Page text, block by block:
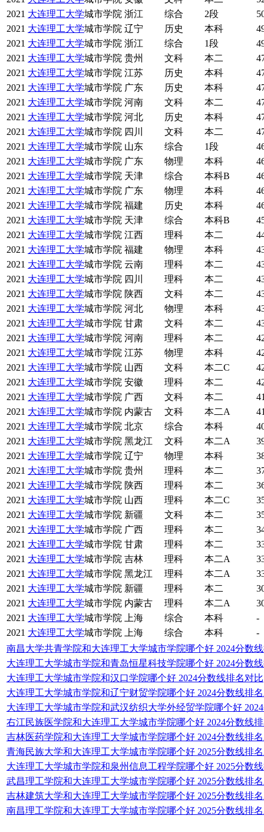
2021 大连理工大学城市学院 浙江 综合 2段
2021 大连理工大学城市学院 辽宁 历史 本科
2021 大连理工大学城市学院 浙江 综合 1段
2021 大连理工大学城市学院 贵州 文科 本二
2021 大连理工大学城市学院 江苏 历史 本科
2021 大连理工大学城市学院 广东 历史 本科
2021 大连理工大学城市学院 河南 文科 本二
2021 大连理工大学城市学院 河北 历史 本科
2021 大连理工大学城市学院 四川 文科 本二
2021 大连理工大学城市学院 山东 综合 1段
2021 大连理工大学城市学院 广东 物理 本科
2021 大连理工大学城市学院 天津 综合 本科B
2021 大连理工大学城市学院 广东 物理 本科
2021 大连理工大学城市学院 福建 历史 本科
2021 大连理工大学城市学院 天津 综合 本科B
2021 大连理工大学城市学院 江西 理科 本二
2021 大连理工大学城市学院 福建 物理 本科
2021 大连理工大学城市学院 云南 理科 本二
2021 大连理工大学城市学院 四川 理科 本二
2021 大连理工大学城市学院 陕西 文科 本二
2021 大连理工大学城市学院 河北 物理 本科
2021 大连理工大学城市学院 甘肃 文科 本二
2021 大连理工大学城市学院 河南 理科 本二
2021 大连理工大学城市学院 江苏 物理 本科
2021 大连理工大学城市学院 山西 文科 本二C
2021 大连理工大学城市学院 安徽 理科 本二
2021 大连理工大学城市学院 广西 文科 本二
2021 大连理工大学城市学院 内蒙古 文科 本二A
2021 大连理工大学城市学院 北京 综合 本科
2021 大连理工大学城市学院 黑龙江 文科 本二A
2021 大连理工大学城市学院 辽宁 物理 本科
2021 大连理工大学城市学院 贵州 理科 本二
2021 大连理工大学城市学院 陕西 理科 本二
2021 大连理工大学城市学院 山西 理科 本二C
2021 大连理工大学城市学院 新疆 文科 本二
2021 大连理工大学城市学院 广西 理科 本二
2021 大连理工大学城市学院 甘肃 理科 本二
2021 大连理工大学城市学院 吉林 理科 本二A
2021 大连理工大学城市学院 黑龙江 理科 本二A
2021 大连理工大学城市学院 新疆 理科 本二
2021 大连理工大学城市学院 内蒙古 理科 本二A
2021 大连理工大学城市学院 上海 综合 本科
-
2021 大连理工大学城市学院 上海 综合 本科
-
南昌大学共青学院和大连理工大学城市学院哪个好 2024分数
大连理工大学城市学院和青岛恒星科技学院哪个好 2024分数
大连理工大学城市学院和汉口学院哪个好 2024分数线排名对比
大连理工大学城市学院和辽宁财贸学院哪个好 2024分数线排
大连理工大学城市学院和武汉纺织大学外经贸学院哪个好
右江民族医学院和大连理工大学城市学院哪个好 2024分数线
吉林医药学院和大连理工大学城市学院哪个好 2024分数线排
青海民族大学和大连理工大学城市学院哪个好 2025分数线排
大连理工大学城市学院和泉州信息工程学院哪个好 2025分数
武昌理工学院和大连理工大学城市学院哪个好 2025分数线排
吉林建筑大学和大连理工大学城市学院哪个好 2025分数线排
南昌理工学院和大连理工大学城市学院哪个好 2025分数线排